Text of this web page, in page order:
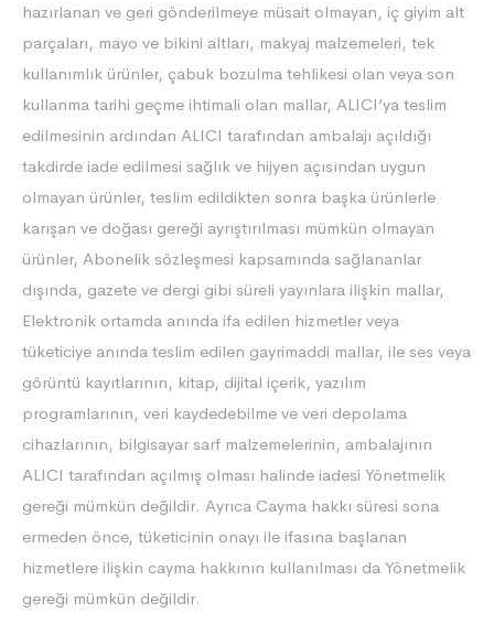
hazırlanan ve geri gönderilmeye müsait olmayan, iç giyim alt
parçaları, mayo ve bikini altları, makyaj malzemeleri, tek
kullanımlık ürünler, çabuk bozulma tehlikesi olan veya son
kullanma tarihi geçme ihtimali olan mallar, ALICI’ya teslim
edilmesinin ardından ALICI tarafından ambalajı açıldığı
takdirde iade edilmesi sağlık ve hijyen açısından uygun
olmayan ürünler, teslim edildikten sonra başka ürünlerle
karışan ve doğası gereği ayrıştırılması mümkün olmayan
ürünler, Abonelik sözleşmesi kapsamında sağlananlar
dışında, gazete ve dergi gibi süreli yayınlara ilişkin mallar,
Elektronik ortamda anında ifa edilen hizmetler veya
tüketiciye anında teslim edilen gayrimaddi mallar, ile ses veya
görüntü kayıtlarının, kitap, dijital içerik, yazılım
programlarının, veri kaydedebilme ve veri depolama
cihazlarının, bilgisayar sarf malzemelerinin, ambalajının
ALICI tarafından açılmış olması halinde iadesi Yönetmelik
gereği mümkün değildir. Ayrıca Cayma hakkı süresi sona
ermeden önce, tüketicinin onayı ile ifasına başlanan
hizmetlere ilişkin cayma hakkının kullanılması da Yönetmelik
gereği mümkün değildir.